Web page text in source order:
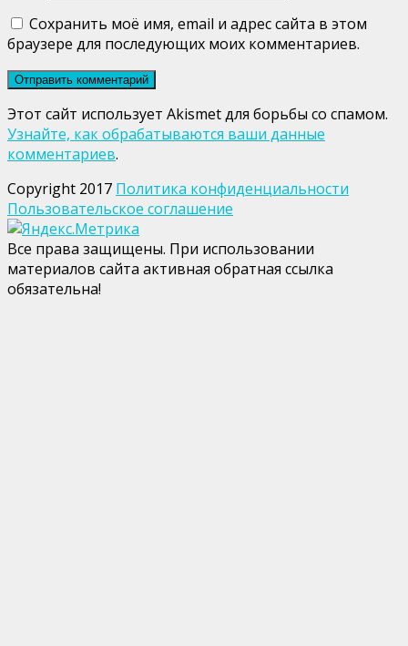
Сохранить моё имя, email и адрес сайта в этом
браузере для последующих моих комментариев.
Этот сайт использует Akismet для борьбы со спамом.
Узнайте, как обрабатываются ваши данные
комментариев.
Copyright 2017 Политика конфиденциальности
Пользовательское соглашение
Все права защищены. При использовании
материалов сайта активная обратная ссылка
обязательна!